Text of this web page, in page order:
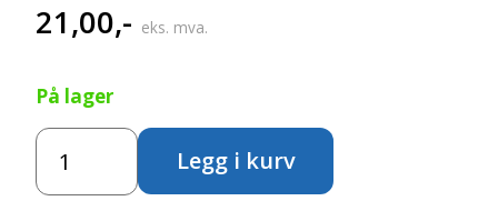
21,00,- eks. mva.
På lager
Ballonger
Blå
Legg i kurv